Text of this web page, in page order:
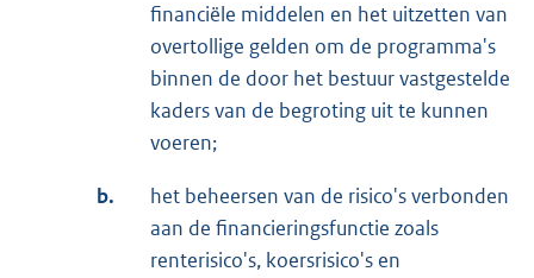
financiële middelen en het uitzetten van
overtollige gelden om de programma's
binnen de door het bestuur vastgestelde
kaders van de begroting uit te kunnen
voeren;
b.
het beheersen van de risico's verbonden
aan de financieringsfunctie zoals
renterisico's, koersrisico's en